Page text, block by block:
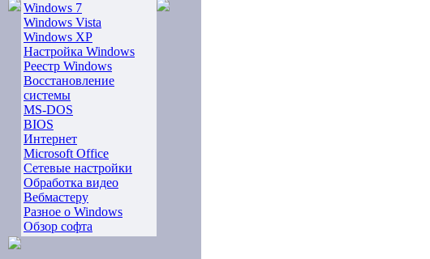
Windows 7
Windows Vista
Windows XP
Настройка Windows
Реестр Windows
Восстановление
системы
MS-DOS
BIOS
Интернет
Microsoft Office
Сетевые настройки
Обработка видео
Вебмастеру
Разное о Windows
Обзор софта